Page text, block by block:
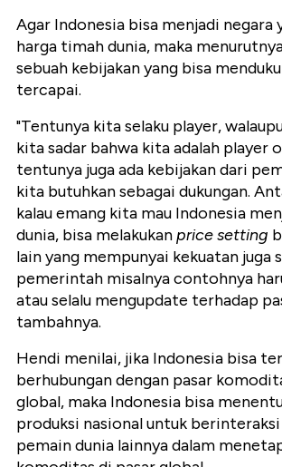
Agar Indonesia bisa menjadi negara
harga timah dunia, maka
sebuah kebijakan yang bisa
tercapai.
"Tentunya kita selaku player,
kita sadar bahwa kita adalah player
tentunya juga ada kebijakan dari
kita butuhkan sebagai dukungan.
kalau emang kita mau Indonesia
dunia, bisa melakukanprice setting
lain yang mempunyai kekuatan juga
pemerintah misalnya contohnya
atau selalu mengupdate terhadap
tambahnya.
Hendi menilai, jika Indonesia bisa
berhubungan dengan pasar
global, maka Indonesia bisa
produksi nasional untuk
pemain dunia lainnya dalam